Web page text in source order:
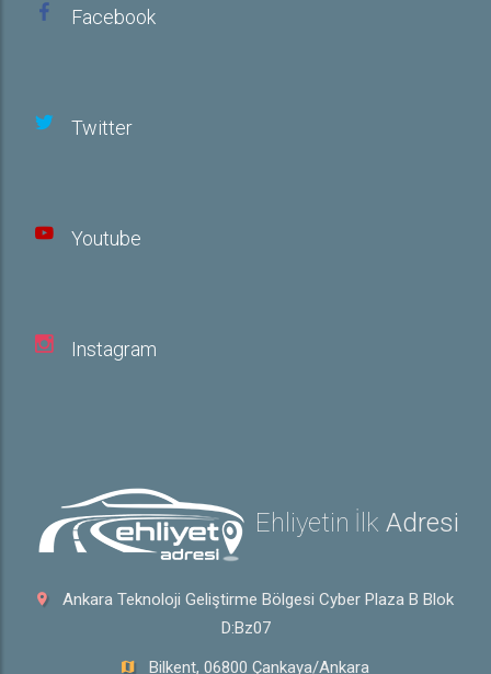
Facebook
Twitter
Youtube
Instagram
Ehliyetin İlk Adresi
Ankara Teknoloji Geliştirme Bölgesi Cyber Plaza B Blok
D:Bz07
Bilkent, 06800 Çankaya/Ankara